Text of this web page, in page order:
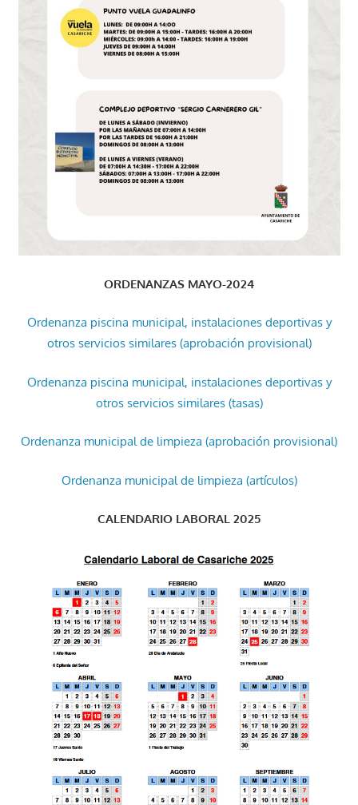
ORDENANZAS MAYO-2024
Ordenanza piscina municipal, instalaciones deportivas y
otros servicios similares (aprobación provisional)
Ordenanza piscina municipal, instalaciones deportivas y
otros servicios similares (tasas)
Ordenanza municipal de limpieza (aprobación provisional)
Ordenanza municipal de limpieza (artículos)
CALENDARIO LABORAL 2025